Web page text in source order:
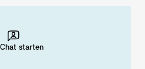
starten